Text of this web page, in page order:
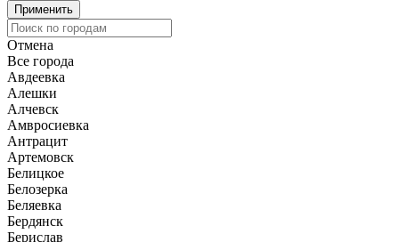
Применить
Отмена
Все города
Авдеевка
Алешки
Алчевск
Амвросиевка
Антрацит
Артемовск
Белицкое
Белозерка
Беляевка
Бердянск
Берислав